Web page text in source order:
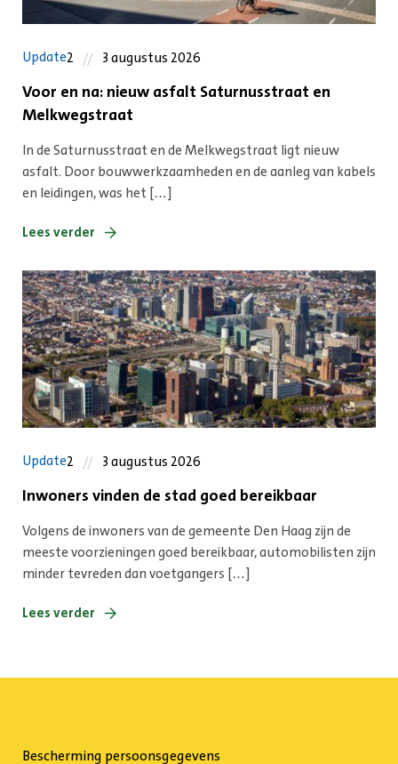
Update2 3 augustus 2026
Voor en na: nieuw asfalt Saturnusstraat en
Melkwegstraat
In de Saturnusstraat en de Melkwegstraat ligt nieuw
asfalt. Door bouwwerkzaamheden en de aanleg van kabels
en leidingen, was het […]
Lees verder
Update2 3 augustus 2026
Inwoners vinden de stad goed bereikbaar
Volgens de inwoners van de gemeente Den Haag zijn de
meeste voorzieningen goed bereikbaar, automobilisten zijn
minder tevreden dan voetgangers […]
Lees verder
Bescherming persoonsgegevens